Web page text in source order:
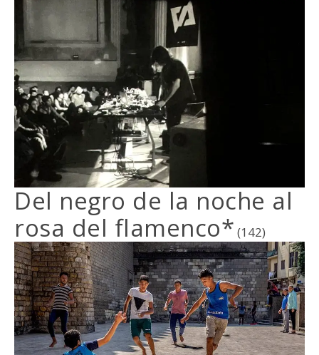
Del negro de la noche al
rosa del flamenco* (142)